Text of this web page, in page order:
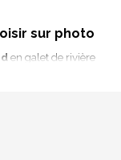
sur photo
en galet de rivière
sur pied a une
aussi bien de lave-